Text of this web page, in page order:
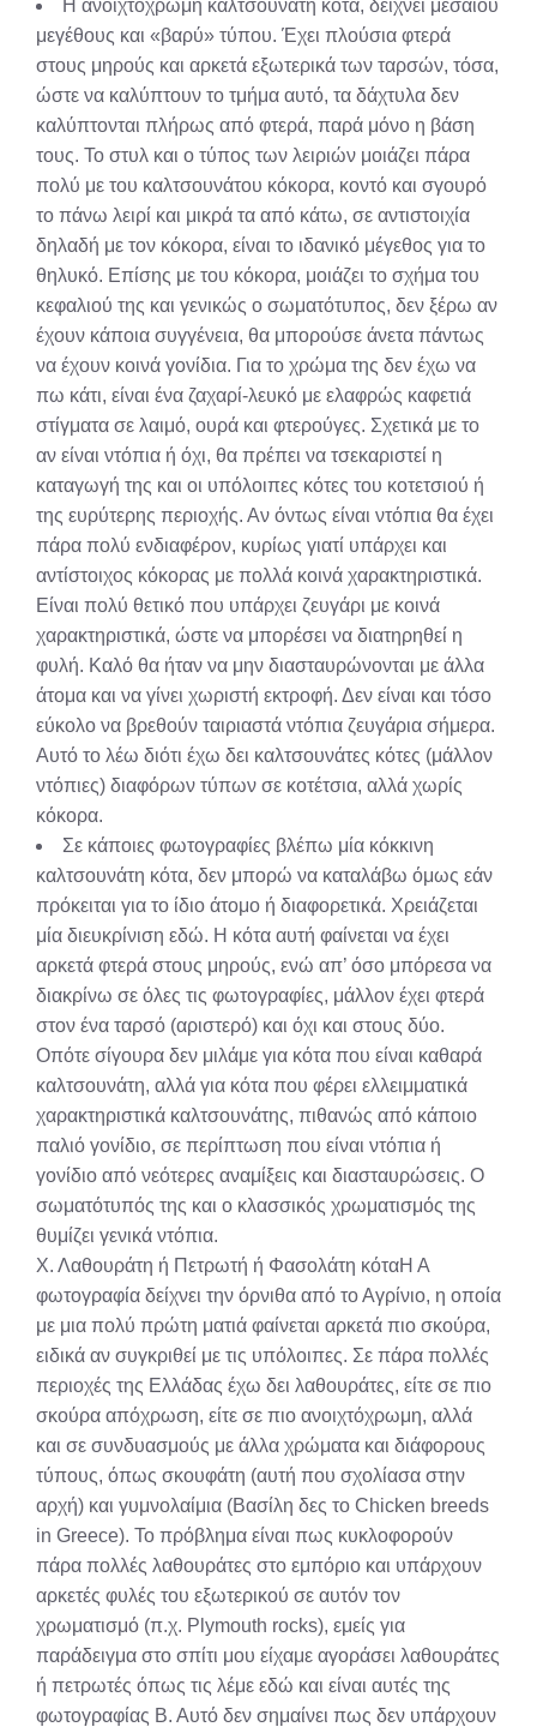
Η ανοιχτόχρωμη καλτσουνάτη κότα, δείχνει μεσαίου
μεγέθους και «βαρύ» τύπου. Έχει πλούσια φτερά
στους μηρούς και αρκετά εξωτερικά των ταρσών, τόσα,
ώστε να καλύπτουν το τμήμα αυτό, τα δάχτυλα δεν
καλύπτονται πλήρως από φτερά, παρά μόνο η βάση
τους. Το στυλ και ο τύπος των λειριών μοιάζει πάρα
πολύ με του καλτσουνάτου κόκορα, κοντό και σγουρό
το πάνω λειρί και μικρά τα από κάτω, σε αντιστοιχία
δηλαδή με τον κόκορα, είναι το ιδανικό μέγεθος για το
θηλυκό. Επίσης με του κόκορα, μοιάζει το σχήμα του
κεφαλιού της και γενικώς ο σωματότυπος, δεν ξέρω αν
έχουν κάποια συγγένεια, θα μπορούσε άνετα πάντως
να έχουν κοινά γονίδια. Για το χρώμα της δεν έχω να
πω κάτι, είναι ένα ζαχαρί-λευκό με ελαφρώς καφετιά
στίγματα σε λαιμό, ουρά και φτερούγες. Σχετικά με το
αν είναι ντόπια ή όχι, θα πρέπει να τσεκαριστεί η
καταγωγή της και οι υπόλοιπες κότες του κοτετσιού ή
της ευρύτερης περιοχής. Αν όντως είναι ντόπια θα έχει
πάρα πολύ ενδιαφέρον, κυρίως γιατί υπάρχει και
αντίστοιχος κόκορας με πολλά κοινά χαρακτηριστικά.
Είναι πολύ θετικό που υπάρχει ζευγάρι με κοινά
χαρακτηριστικά, ώστε να μπορέσει να διατηρηθεί η
φυλή. Καλό θα ήταν να μην διασταυρώνονται με άλλα
άτομα και να γίνει χωριστή εκτροφή. Δεν είναι και τόσο
εύκολο να βρεθούν ταιριαστά ντόπια ζευγάρια σήμερα.
Αυτό το λέω διότι έχω δει καλτσουνάτες κότες (μάλλον
ντόπιες) διαφόρων τύπων σε κοτέτσια, αλλά χωρίς
κόκορα.
Σε κάποιες φωτογραφίες βλέπω μία κόκκινη
καλτσουνάτη κότα, δεν μπορώ να καταλάβω όμως εάν
πρόκειται για το ίδιο άτομο ή διαφορετικά. Χρειάζεται
μία διευκρίνιση εδώ. Η κότα αυτή φαίνεται να έχει
αρκετά φτερά στους μηρούς, ενώ απ’ όσο μπόρεσα να
διακρίνω σε όλες τις φωτογραφίες, μάλλον έχει φτερά
στον ένα ταρσό (αριστερό) και όχι και στους δύο.
Οπότε σίγουρα δεν μιλάμε για κότα που είναι καθαρά
καλτσουνάτη, αλλά για κότα που φέρει ελλειμματικά
χαρακτηριστικά καλτσουνάτης, πιθανώς από κάποιο
παλιό γονίδιο, σε περίπτωση που είναι ντόπια ή
γονίδιο από νεότερες αναμίξεις και διασταυρώσεις. Ο
σωματότυπός της και ο κλασσικός χρωματισμός της
θυμίζει γενικά ντόπια.
Χ. Λαθουράτη ή Πετρωτή ή Φασολάτη κόταΗ Α
φωτογραφία δείχνει την όρνιθα από το Αγρίνιο, η οποία
με μια πολύ πρώτη ματιά φαίνεται αρκετά πιο σκούρα,
ειδικά αν συγκριθεί με τις υπόλοιπες. Σε πάρα πολλές
περιοχές της Ελλάδας έχω δει λαθουράτες, είτε σε πιο
σκούρα απόχρωση, είτε σε πιο ανοιχτόχρωμη, αλλά
και σε συνδυασμούς με άλλα χρώματα και διάφορους
τύπους, όπως σκουφάτη (αυτή που σχολίασα στην
αρχή) και γυμνολαίμια (Βασίλη δες το Chicken breeds
in Greece). Το πρόβλημα είναι πως κυκλοφορούν
πάρα πολλές λαθουράτες στο εμπόριο και υπάρχουν
αρκετές φυλές του εξωτερικού σε αυτόν τον
χρωματισμό (π.χ. Plymouth rocks), εμείς για
παράδειγμα στο σπίτι μου είχαμε αγοράσει λαθουράτες
ή πετρωτές όπως τις λέμε εδώ και είναι αυτές της
φωτογραφίας Β. Αυτό δεν σημαίνει πως δεν υπάρχουν